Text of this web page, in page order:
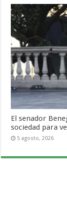
El senador
sociedad para
5 agosto, 2026